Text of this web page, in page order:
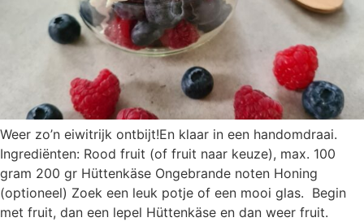
Weer zo’n eiwitrijk ontbijt!En klaar in een handomdraai.
Ingrediënten: Rood fruit (of fruit naar keuze), max. 100
gram 200 gr Hüttenkäse Ongebrande noten Honing
(optioneel) Zoek een leuk potje of een mooi glas. Begin
met fruit, dan een lepel Hüttenkäse en dan weer fruit.